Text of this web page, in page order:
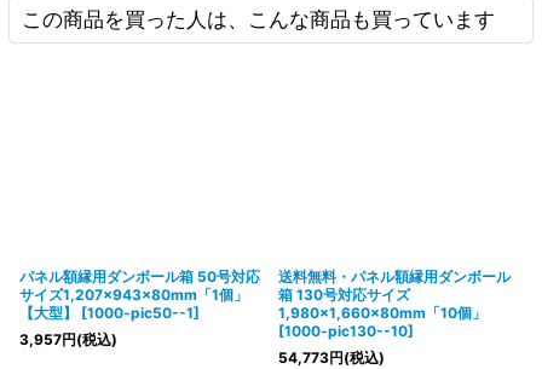
この商品を買った人は、こんな商品も買っています
パネル額縁用ダンボール箱 50号対応
サイズ1,207×943×80mm「1個」
【大型】
[1000-pic50--1]
3,957円(税込)
送料無料・パネル額縁用ダンボール
箱 130号対応サイズ
1,980×1,660×80mm「10個」
[1000-pic130--10]
54,773円(税込)